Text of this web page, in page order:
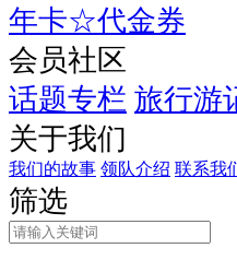
年卡☆代金券
会员社区
话题专栏 旅行游
关于我们
我们的故事 领队介绍 联系我
筛选